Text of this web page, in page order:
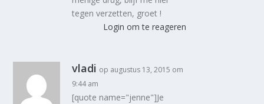
tegen verzetten, groet !
Login om te reageren
vladi op augustus 13, 2015 om
9:44 am
[quote name="jenne"]Je